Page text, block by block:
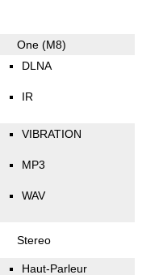
One (M8)
DLNA
IR
VIBRATION
MP3
WAV
Stereo
Haut-Parleur